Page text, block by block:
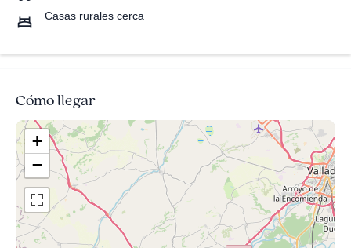
Casas rurales cerca
Cómo llegar
+
−